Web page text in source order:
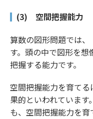
(3) 空間把握能力
算数の図形問題では
す。頭の中で図形を
把握する能力です。
空間把握能力を育て
果的といわれていま
も、空間把握能力を育